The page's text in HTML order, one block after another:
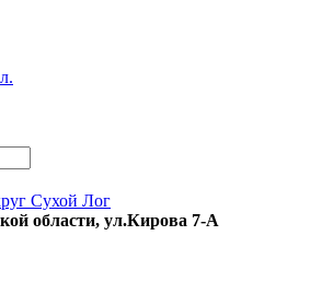
Сухой Лог
области, ул.Кирова 7-А